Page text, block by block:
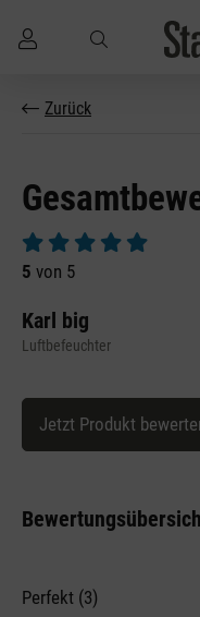
Zum Hauptinhalt springen
Zurück
Durchschnittliche
5 von 5
Karl big
Luftbefeuchter
Jetzt Produkt
Perfekt (3)